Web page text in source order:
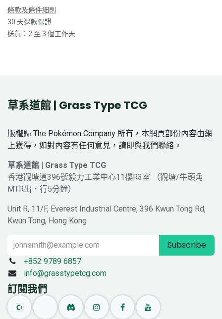
條款及條件細則
30 天退款保證
送貨：2 至 3 個工作天
草系道館 | Grass Type TCG
版權歸 The Pokémon Company 所有，本網頁部份內容由網
上獲得，如對內容有任何意見，請即與我們聯絡。
草系道館 | Grass Type TCG
香港觀塘道396號毅力工業中心11樓R3室 （觀塘/牛頭角
MTR出，行5分鐘）
Unit R, 11/F, Everest Industrial Centre, 396 Kwun Tong Rd,
Kwun Tong, Hong Kong
Subscribe
+852 9789 6857
info@grasstypetcg.com
訂閱我們